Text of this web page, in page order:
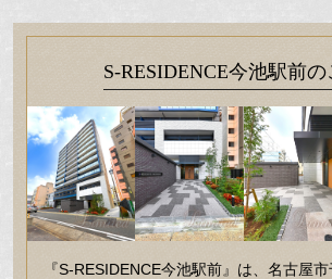
S-RESIDENCE今池駅前
『S-RESIDENCE今池駅前』は、名古屋